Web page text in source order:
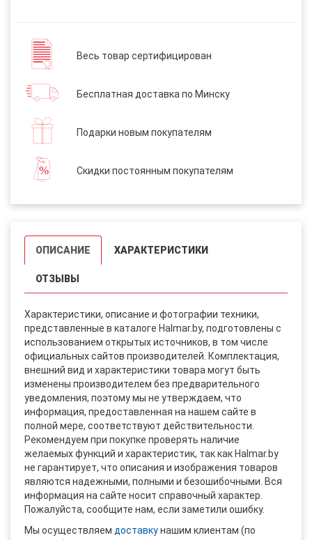
Весь товар сертифицирован
Бесплатная доставка по Минску
Подарки новым покупателям
Скидки постоянным покупателям
ОПИСАНИЕ ХАРАКТЕРИСТИКИ
ОТЗЫВЫ
Характеристики, описание и фотографии техники,
представленные в каталоге Halmar.by, подготовлены с
использованием открытых источников, в том числе
официальных сайтов производителей. Комплектация,
внешний вид и характеристики товара могут быть
изменены производителем без предварительного
уведомления, поэтому мы не утверждаем, что
информация, предоставленная на нашем сайте в
полной мере, соответствуют действительности.
Рекомендуем при покупке проверять наличие
желаемых функций и характеристик, так как Halmar.by
не гарантирует, что описания и изображения товаров
являются надежными, полными и безошибочными. Вся
информация на сайте носит справочный характер.
Пожалуйста, сообщите нам, если заметили ошибку.
Мы осуществляем доставкунашим клиентам (по